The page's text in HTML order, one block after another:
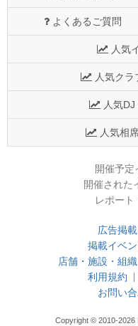
よくあるご質問
人気
人気ク
人気
人気相
開催予定
開催された
レポート
広告掲
掲載イベ
店舗・施設・組
利用規約
お問い
Copyright © 2010-2026